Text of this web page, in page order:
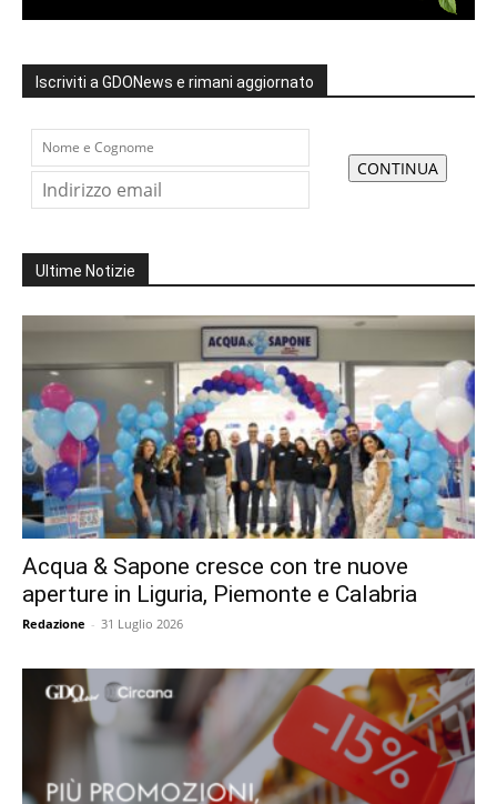
Iscriviti a GDONews e rimani aggiornato
Ultime Notizie
Acqua & Sapone cresce con tre nuove
aperture in Liguria, Piemonte e Calabria
Redazione - 31 Luglio 2026